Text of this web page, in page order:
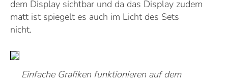
dem Display sichtbar und da das Display zudem
matt ist spiegelt es auch im Licht des Sets
nicht.
Einfache Grafiken funktionieren auf dem